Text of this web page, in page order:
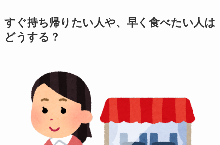
すぐ持ち帰りたい人や、早く食べたい人は
どうする？